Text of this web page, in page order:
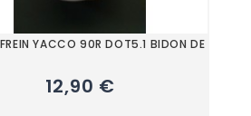
YACCO 90R DOT5.1 BIDON DE
12,90 €